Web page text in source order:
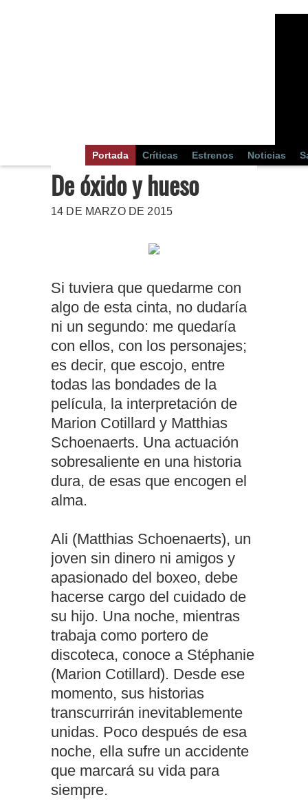
Portada Críticas Estrenos Noticias
De óxido y hueso
14 DE MARZO DE 2015
Si tuviera que quedarme con
algo de esta cinta, no dudaría
ni un segundo: me quedaría
con ellos, con los personajes;
es decir, que escojo, entre
todas las bondades de la
película, la interpretación de
Marion Cotillard y Matthias
Schoenaerts. Una actuación
sobresaliente en una historia
dura, de esas que encogen el
alma.
Ali (Matthias Schoenaerts), un
joven sin dinero ni amigos y
apasionado del boxeo, debe
hacerse cargo del cuidado de
su hijo. Una noche, mientras
trabaja como portero de
discoteca, conoce a Stéphanie
(Marion Cotillard). Desde ese
momento, sus historias
transcurrirán inevitablemente
unidas. Poco después de esa
noche, ella sufre un accidente
que marcará su vida para
siempre.